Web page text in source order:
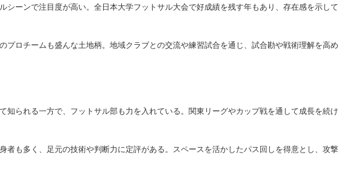
シーンで注目度が高い。全日本大学フットサル大会で好成績を残す年もあり、存在感を示して
プロチームも盛んな土地柄。地域クラブとの交流や練習試合を通じ、試合勘や戦術理解を高め
知られる一方で、フットサル部も力を入れている。関東リーグやカップ戦を通して成長を続け
者も多く、足元の技術や判断力に定評がある。スペースを活かしたパス回しを得意とし、攻撃